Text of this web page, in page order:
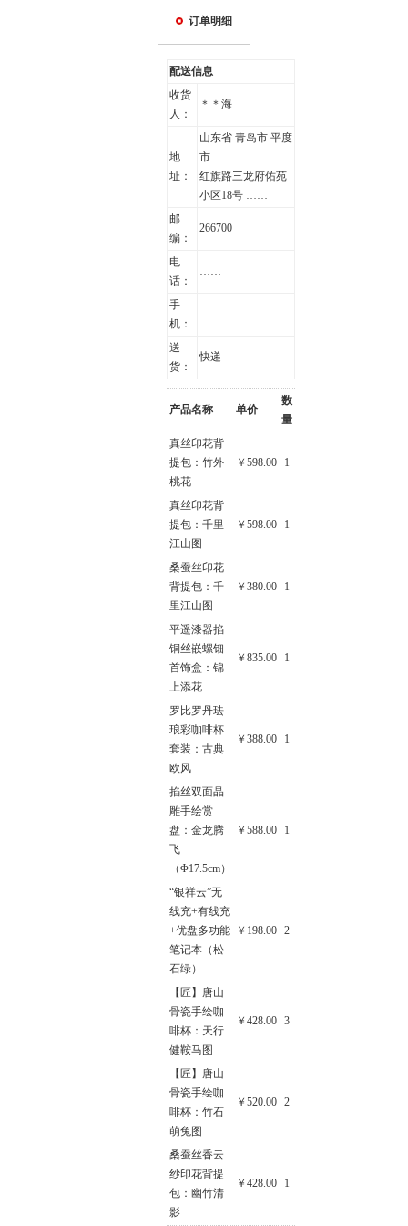
订单明细
配送信息
收货
人：
＊＊海
地
址：
山东省 青岛市 平度
市
红旗路三龙府佑苑
小区18号 ……
邮
编：
266700
电
话：
……
手
机：
……
送
货：
快递
产品名称 单价
数
量
真丝印花背
提包：竹外
桃花
￥598.00 1
真丝印花背
提包：千里
江山图
￥598.00 1
桑蚕丝印花
背提包：千
里江山图
￥380.00 1
平遥漆器掐
铜丝嵌螺钿
首饰盒：锦
上添花
￥835.00 1
罗比罗丹珐
琅彩咖啡杯
套装：古典
欧风
￥388.00 1
掐丝双面晶
雕手绘赏
盘：金龙腾
飞
（Φ17.5cm）
￥588.00 1
“银祥云”无
线充+有线充
+优盘多功能
笔记本（松
石绿）
￥198.00 2
【匠】唐山
骨瓷手绘咖
啡杯：天行
健鞍马图
￥428.00 3
【匠】唐山
骨瓷手绘咖
啡杯：竹石
萌兔图
￥520.00 2
桑蚕丝香云
纱印花背提
包：幽竹清
影
￥428.00 1